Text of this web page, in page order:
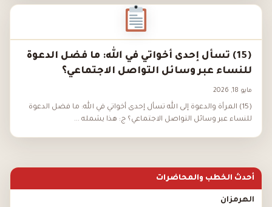
(15) تسأل إحدى أخواتي في الله: ما فضل الدعوة
للنساء عبر وسائل التواصل الاجتماعي؟
مايو 18, 2026
(15) المرأة والدعوة إلى الله تسأل إحدى أخواتي في الله: ما فضل الدعوة
للنساء عبر وسائل التواصل الاجتماعي؟ ج: هذا يشمله ...
أحدث الخطب والمحاضرات
الهرمزان